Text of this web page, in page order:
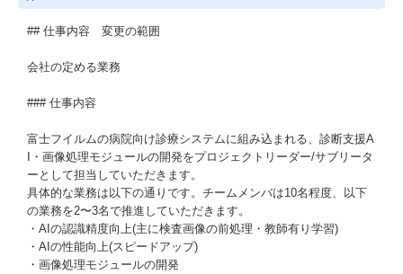
## 仕事内容 変更の範囲
会社の定める業務
### 仕事内容
富士フイルムの病院向け診療システムに組み込まれる、診断支援A
I・画像処理モジュールの開発をプロジェクトリーダー/サブリータ
ーとして担当していただきます。
具体的な業務は以下の通りです。チームメンバは10名程度、以下
の業務を2〜3名で推進していただきます。
・AIの認識精度向上(主に検査画像の前処理・教師有り学習)
・AIの性能向上(スピードアップ)
・画像処理モジュールの開発